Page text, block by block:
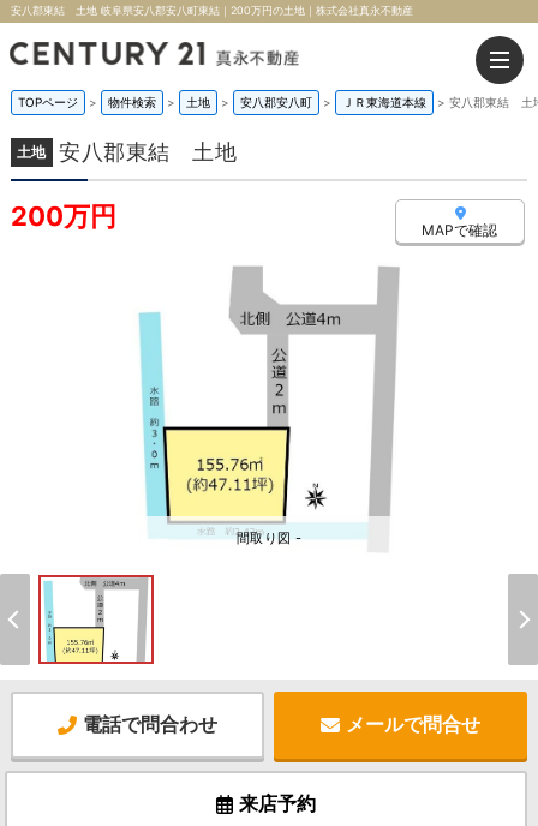
安八郡東結 土地 岐阜県安八郡安八町東結｜200万円の土地｜株式会社真永不動産
TOPページ > 物件検索 > 土地 > 安八郡安八町 > ＪＲ東海道本線 > 安八郡東結 土
土地 安八郡東結 土地
200万円 MAPで確認
間取り図 -
電話で問合わせ メールで問合せ
来店予約